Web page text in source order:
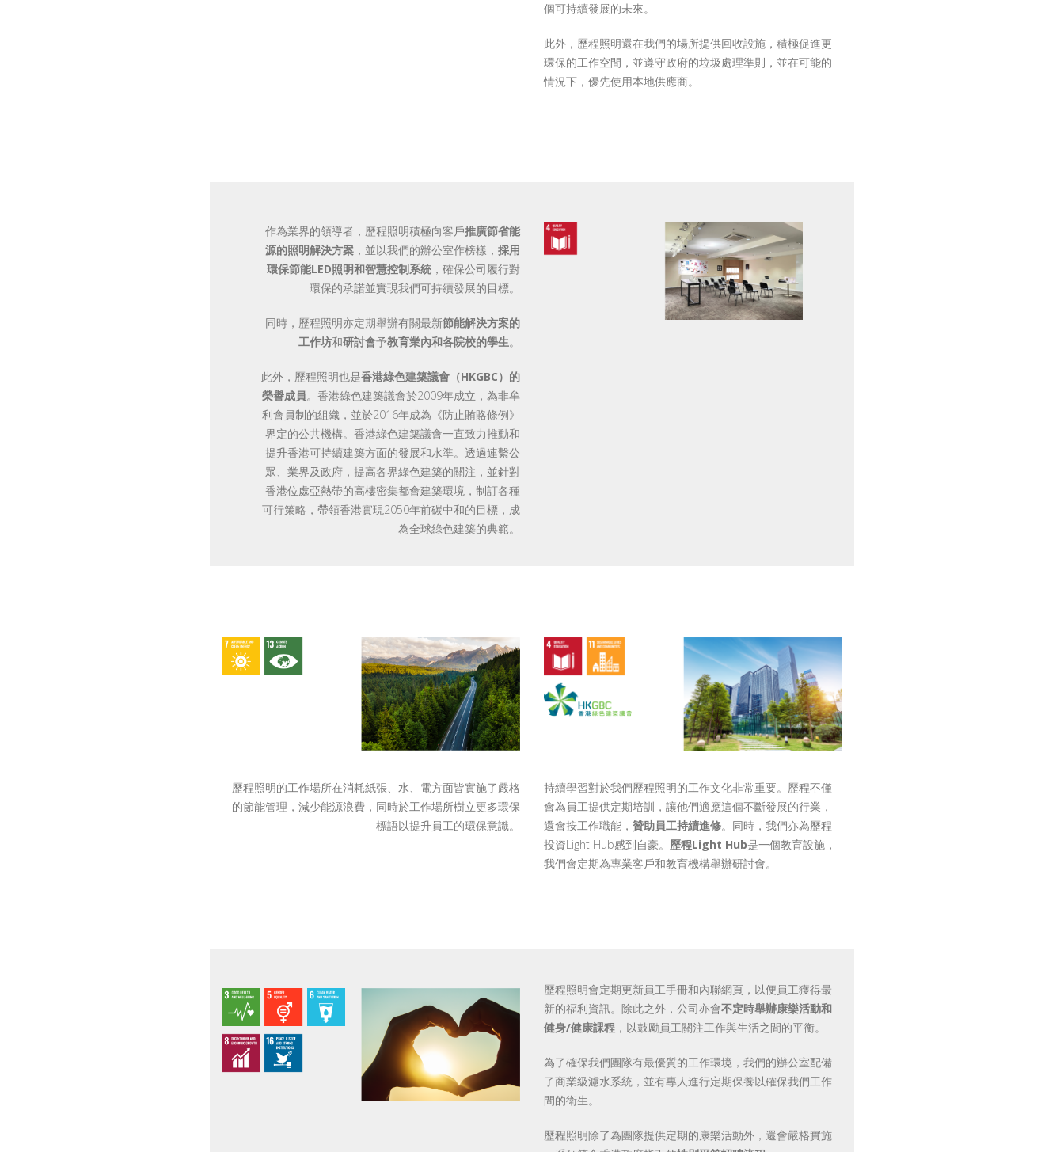
個可持續發展的未來。
此外，歷程照明還在我們的場所提供回收設施，積極促進更
環保的工作空間，並遵守政府的垃圾處理準則，並在可能的
情況下，優先使用本地供應商。
作為業界的領導者，歷程照明積極向客戶推廣節省能
源的照明解決方案 ，並以我們的辦公室作榜樣， 採用
環保節能LED照明和智慧控制系統 ，確保公司履行對
環保的承諾並實現我們可持續發展的目標。
同時，歷程照明亦定期舉辦有關最新節能解決方案的
工作坊和研討會予教育業內和各院校的學生。
此外，歷程照明也是香港綠色建築議會（HKGBC）的
榮譽成員。香港綠色建築議會於2009年成立，為非牟
利會員制的組織，並於2016年成為《防止賄賂條例》
界定的公共機構。香港綠色建築議會一直致力推動和
提升香港可持續建築方面的發展和水準。透過連繫公
眾、業界及政府，提高各界綠色建築的關注，並針對
香港位處亞熱帶的高樓密集都會建築環境，制訂各種
可行策略，帶領香港實現2050年前碳中和的目標，成
為全球綠色建築的典範。
歷程照明的工作場所在消耗紙張、水、電方面皆實施了嚴格
的節能管理，減少能源浪費，同時於工作場所樹立更多環保
標語以提升員工的環保意識。
持續學習對於我們歷程照明的工作文化非常重要。歷程不僅
會為員工提供定期培訓，讓他們適應這個不斷發展的行業，
還會按工作職能， 贊助員工持續進修。同時，我們亦為歷程
投資Light Hub感到自豪。 歷程Light Hub是一個教育設施，
我們會定期為專業客戶和教育機構舉辦研討會。
歷程照明會定期更新員工手冊和內聯網頁，以便員工獲得最
新的福利資訊。除此之外，公司亦會不定時舉辦康樂活動和
健身/健康課程 ，以鼓勵員工關注工作與生活之間的平衡。
為了確保我們團隊有最優質的工作環境，我們的辦公室配備
了商業級濾水系統，並有專人進行定期保養以確保我們工作
間的衛生。
歷程照明除了為團隊提供定期的康樂活動外，還會嚴格實施